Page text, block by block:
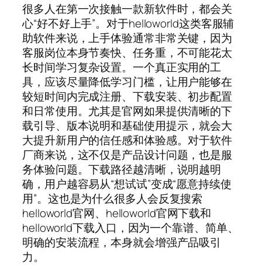
很多人在第一次接触一款新软件时，都会关
心“好不好上手”。对于helloworld这类客服辅
助软件来说，上手体验通常非常关键，因为
客服岗位本身节奏快、任务重，不可能花太
长时间学习复杂设置。一个真正实用的工
具，应该尽量降低学习门槛，让用户能够在
较短时间内完成注册、下载安装、初步配置
和日常使用。尤其是官网如果提供清晰的下
载引导、版本说明和基础使用提示，就会大
大提升新用户的信任感和体验感。对于软件
厂商来说，这不仅是产品设计问题，也是服
务体验问题。下载路径越清晰，说明越明
确，用户越容易从“想试试”变成“愿意持续使
用”。这也是为什么很多人会反复搜索
helloworld官网、helloworld官网下载和
helloworld下载入口，因为一个靠谱、简单、
明确的安装流程，本身就会增强产品吸引
力。